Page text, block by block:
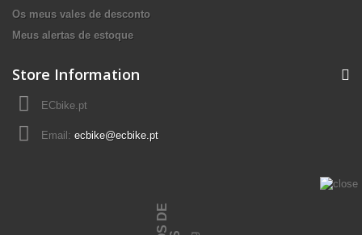
Os meus vales de desconto
Meus alertas de estoque
Store Information
ECbike.pt
Email: ecbike@ecbike.pt